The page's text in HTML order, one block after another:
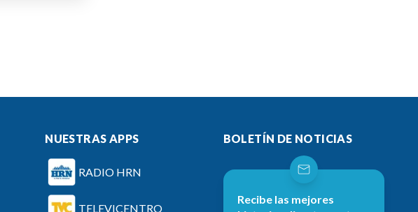
NUESTRAS APPS
RADIO HRN
TELEVICENTRO
BOLETÍN DE NOTICIAS
Recibe las mejores